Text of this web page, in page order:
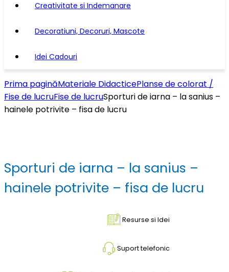
Creativitate si Indemanare
Decoratiuni, Decoruri, Mascote
Idei Cadouri
Prima paginăMateriale DidacticePlanse de colorat /
Fise de lucruFise de lucruSporturi de iarna – la sanius –
hainele potrivite – fisa de lucru
Sporturi de iarna – la sanius –
hainele potrivite – fisa de lucru
Resurse si Idei
Suport telefonic